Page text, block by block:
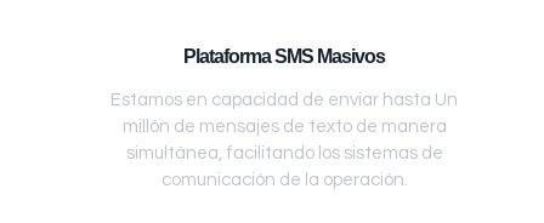
Plataforma SMS Masivos
Estamos en capacidad de enviar hasta Un
millón de mensajes de texto de manera
simultánea, facilitando los sistemas de
comunicación de la operación.